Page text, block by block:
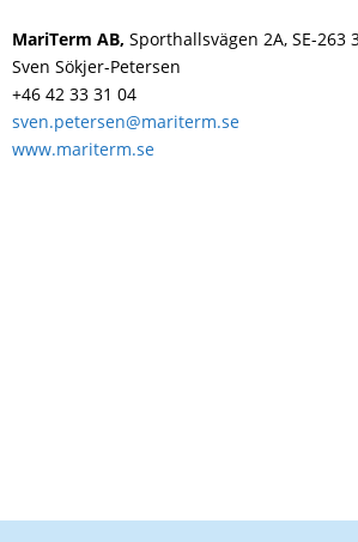
MariTerm AB, Sporthallsvägen 2A, SE-263
Sven Sökjer-Petersen
+46 42 33 31 04
sven.petersen@mariterm.se
www.mariterm.se